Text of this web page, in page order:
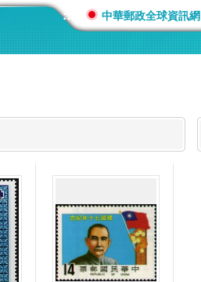
::: 中華郵政全球資訊網